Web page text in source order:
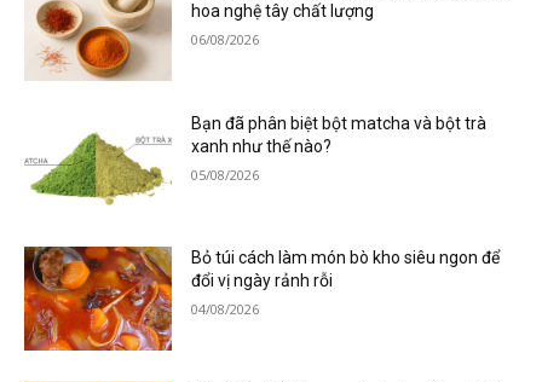
hoa nghệ tây chất lượng
06/08/2026
Bạn đã phân biệt bột matcha và bột trà
xanh như thế nào?
05/08/2026
Bỏ túi cách làm món bò kho siêu ngon để
đổi vị ngày rảnh rỗi
04/08/2026